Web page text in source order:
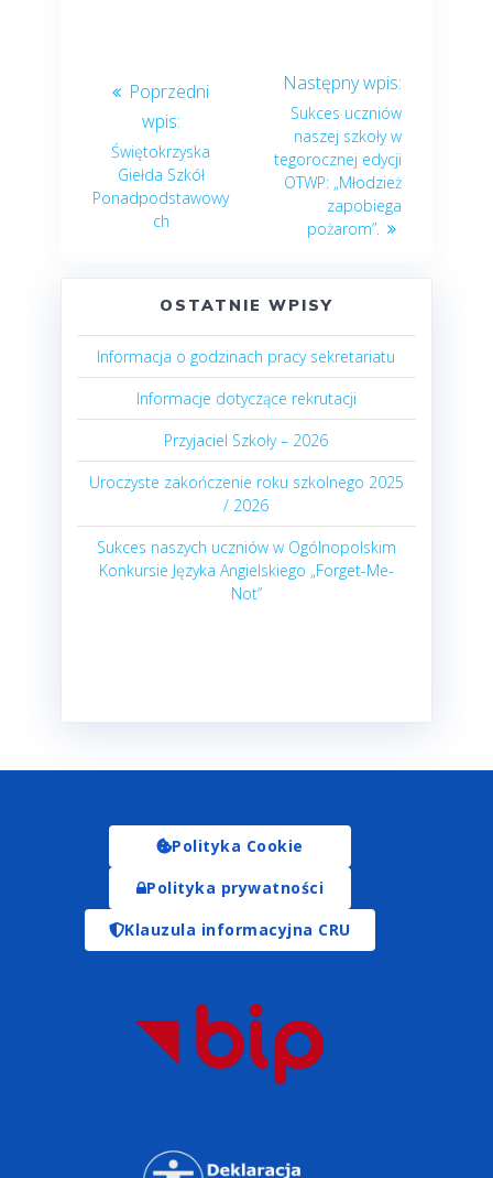
Świętokrzyska
Giełda Szkół
Ponadpodstawowy
ch
Sukces uczniów
naszej szkoły w
tegorocznej edycji
OTWP: „Młodzież
zapobiega
pożarom”.
OSTATNIE WPISY
Informacja o godzinach pracy sekretariatu
Informacje dotyczące rekrutacji
Przyjaciel Szkoły – 2026
Uroczyste zakończenie roku szkolnego 2025
/ 2026
Sukces naszych uczniów w Ogólnopolskim
Konkursie Języka Angielskiego „Forget-Me-
Not”
Polityka Cookie
Polityka prywatności
Klauzula informacyjna CRU